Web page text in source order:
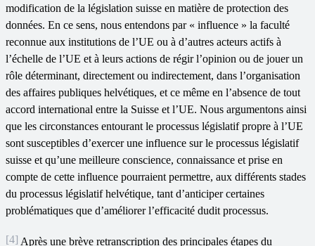
modification de la législation suisse en matière de protection des
données. En ce sens, nous entendons par « influence » la faculté
reconnue aux institutions de l’UE ou à d’autres acteurs actifs à
l’échelle de l’UE et à leurs actions de régir l’opinion ou de jouer un
rôle déterminant, directement ou indirectement, dans l’organisation
des affaires publiques helvétiques, et ce même en l’absence de tout
accord international entre la Suisse et l’UE. Nous argumentons ainsi
que les circonstances entourant le processus législatif propre à l’UE
sont susceptibles d’exercer une influence sur le processus législatif
suisse et qu’une meilleure conscience, connaissance et prise en
compte de cette influence pourraient permettre, aux différents stades
du processus législatif helvétique, tant d’anticiper certaines
problématiques que d’améliorer l’efficacité dudit processus.
[4] Après une brève retranscription des principales étapes du